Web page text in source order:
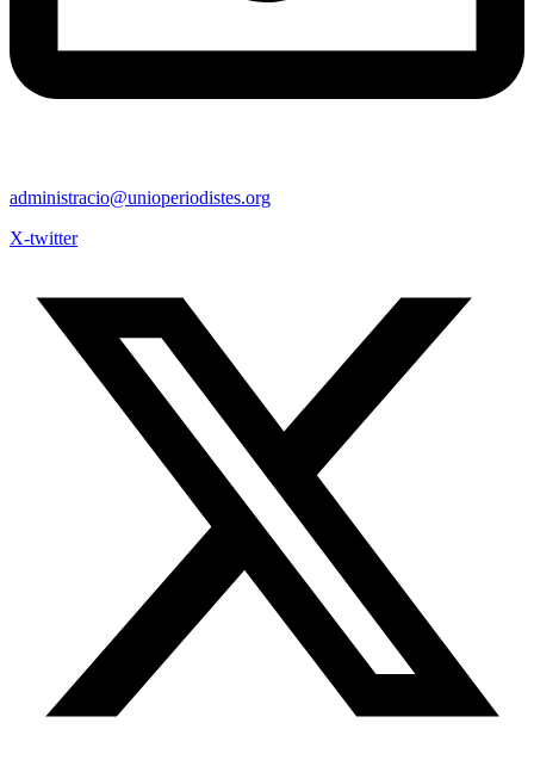
administracio@unioperiodistes.org
X-twitter